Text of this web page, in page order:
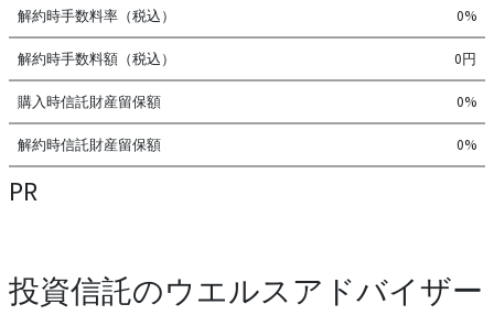
解約時手数料率（税込） 0%
解約時手数料額（税込） 0円
購入時信託財産留保額 0%
解約時信託財産留保額 0%
PR
投資信託のウエルスアドバイザー